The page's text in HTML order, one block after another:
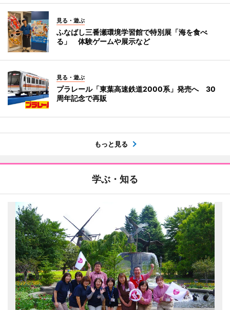
見る・遊ぶ
ふなばし三番瀬環境学習館で特別展「海を食べ
る」 体験ゲームや展示など
見る・遊ぶ
プラレール「東葉高速鉄道2000系」発売へ 30
周年記念で再販
もっと見る
学ぶ・知る